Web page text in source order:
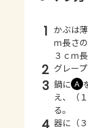
1 かぶは
ｍ長さ
３ｃｍ
2 グレー
3 鍋に Ａ
え、（
る。
器に（